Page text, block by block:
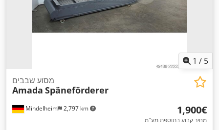
1 / 5
Mindelheim 2,797 km
מסוע שבבים
Amada Späneförderer
‏1,900 ‏€
מחיר קבוע בתוספת מע"מ